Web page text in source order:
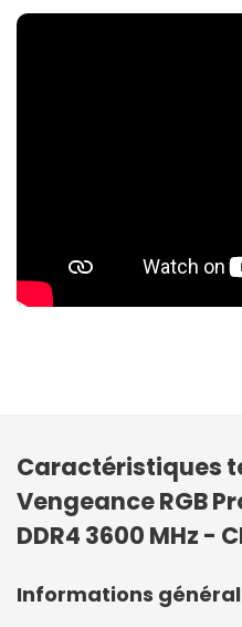
Caractéristiques
Vengeance RGB
DDR4 3600 MHz -
Informations